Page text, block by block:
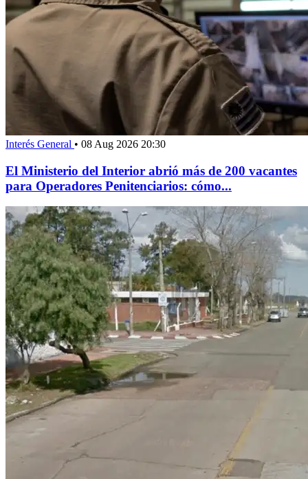
Interés General • 08 Aug 2026 20:30
El Ministerio del Interior abrió más de 200 vacantes
para Operadores Penitenciarios: cómo...